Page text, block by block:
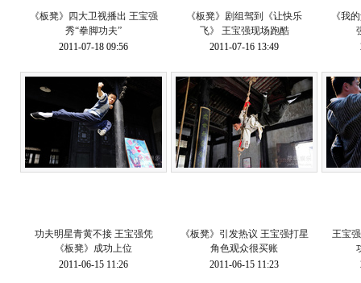
《板凳》四大卫视播出 王宝强
秀“拳脚功夫”
2011-07-18 09:56
《板凳》剧组驾到《让快乐
飞》 王宝强现场跑酷
2011-07-16 13:49
《我
功夫明星青黄不接 王宝强凭
《板凳》成功上位
2011-06-15 11:26
《板凳》引发热议 王宝强打星
角色观众很买账
2011-06-15 11:23
王宝